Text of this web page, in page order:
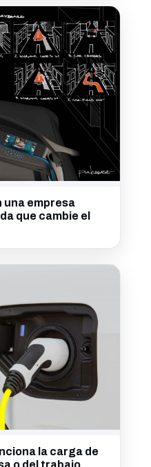
una empresa
que cambie el
la carga de
o del trabajo